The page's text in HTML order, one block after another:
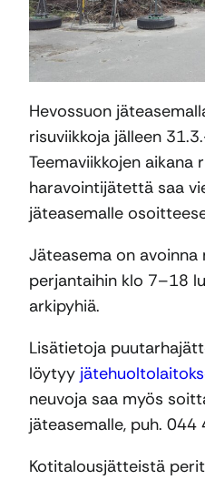
Hevossuon
risuviikkoja jälleen
Teemaviikkojen aikana
haravointijätettä saa
jäteasemalle
Jäteasema on avoinna
perjantaihin klo 7–18
arkipyhiä.
Lisätietoja
löytyy
neuvoja saa myös
jäteasemalle, puh. 044
Kotitalousjätteistä